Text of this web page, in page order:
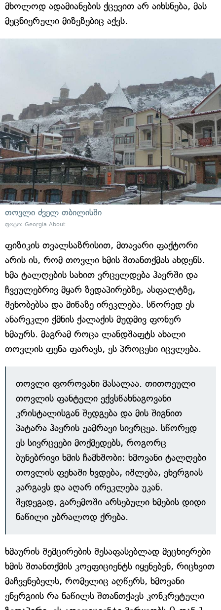
მხოლოდ ადამიანების ქცევით არ აიხსნება, მას
მეცნიერული მიზეზებიც აქვს.
თოვლი ძველ თბილისში
ფოტო: Georgia About
ფიზიკის თვალსაზრისით, მთავარი ფაქტორი
არის ის, რომ თოვლი ხმის შთანთქმას ახდენს.
ხმა ტალღების სახით ვრცელდება ჰაერში და
ჩვეულებრივ მყარ ზედაპირებზე, ასფალტზე,
შენობებსა და მიწაზე ირეკლება. სწორედ ეს
ანარეკლი ქმნის ქალაქის მუდმივ ფონურ
ხმაურს. მაგრამ როცა ლანდშაფტს ახალი
თოვლის ფენა ფარავს, ეს პროცესი იცვლება.
თოვლი ფოროვანი მასალაა. თითოეული
თოვლის ფანტელი ექვსწახნაგოვანი
კრისტალისგან შედგება და მის შიგნით
პატარა ჰაერის უამრავი სივრცეა. სწორედ
ეს სივრცეები მოქმედებს, როგორც
ბუნებრივი ხმის ჩამხშობი: ხმოვანი ტალღები
თოვლის ფენაში ხვდება, იშლება, ენერგიას
კარგავს და აღარ ირეკლება უკან.
შედეგად, გარემოში არსებული ხმების დიდი
ნაწილი უბრალოდ ქრება.
ხმაურის შემცირების შესაფასებლად მეცნიერები
ხმის შთანთქმის კოეფიციენტს იყენებენ, რიცხვით
მაჩვენებელს, რომელიც აღწერს, ხმოვანი
ენერგიის რა ნაწილს შთანთქავს კონკრეტული